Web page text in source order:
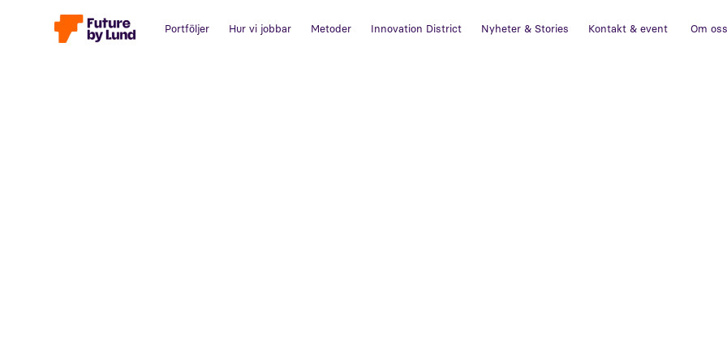
Portföljer Hur vi jobbar Metoder Innovation District Nyheter & Stories Kontakt & event Om